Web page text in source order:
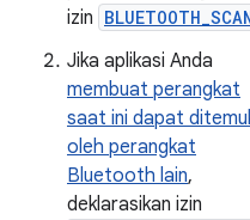
izin
Jika aplikasi Anda
membuat perangkat
saat ini dapat
oleh perangkat
Bluetooth lain,
deklarasikan izin